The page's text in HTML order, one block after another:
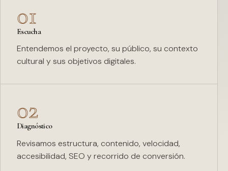
01
Escucha
Entendemos el proyecto, su público, su contexto
cultural y sus objetivos digitales.
02
Diagnóstico
Revisamos estructura, contenido, velocidad,
accesibilidad, SEO y recorrido de conversión.